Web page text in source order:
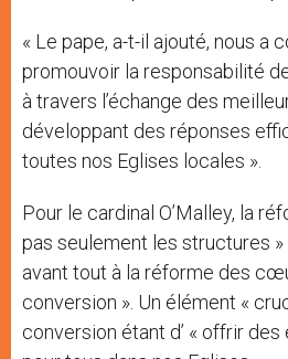
« Le pape, a-t-il ajouté, nous a
promouvoir la responsabilité
à travers l’échange des
développant des réponses
toutes nos Eglises locales ».
Pour le cardinal O’Malley, la
pas seulement les structures »
avant tout à la réforme des
conversion ». Un élément «
conversion étant d’ « offrir